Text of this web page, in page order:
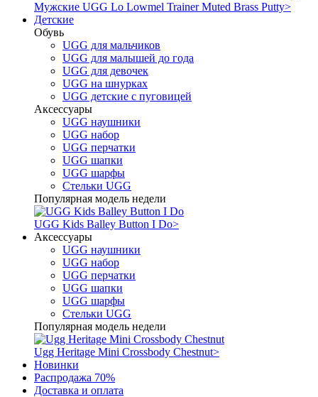
Мужские UGG Lo Lowmel Trainer Muted Brass Putty>
Детские
Обувь
UGG для мальчиков
UGG для малышей до года
UGG для девочек
UGG на шнурках
UGG детские с пуговицей
Аксессуары
UGG наушники
UGG набор
UGG перчатки
UGG шапки
UGG шарфы
Стельки UGG
Популярная модель недели
UGG Kids Balley Button I Do>
Аксессуары
UGG наушники
UGG набор
UGG перчатки
UGG шапки
UGG шарфы
Стельки UGG
Популярная модель недели
Ugg Heritage Mini Crossbody Chestnut>
Новинки
Распродажа 70%
Доставка и оплата